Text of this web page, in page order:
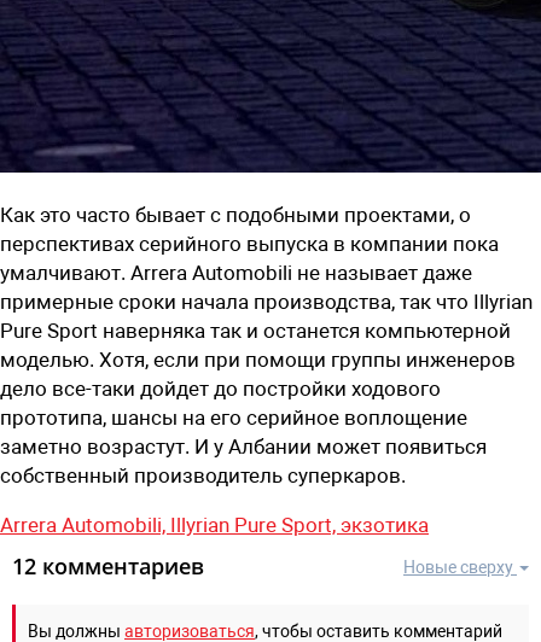
Как это часто бывает с подобными проектами, о
перспективах серийного выпуска в компании пока
умалчивают. Arrera Automobili не называет даже
примерные сроки начала производства, так что Illyrian
Pure Sport наверняка так и останется компьютерной
моделью. Хотя, если при помощи группы инженеров
дело все-таки дойдет до постройки ходового
прототипа, шансы на его серийное воплощение
заметно возрастут. И у Албании может появиться
собственный производитель суперкаров.
Arrera Automobili, Illyrian Pure Sport, экзотика
Новые сверху
12 комментариев
Вы должны авторизоваться, чтобы оставить комментарий